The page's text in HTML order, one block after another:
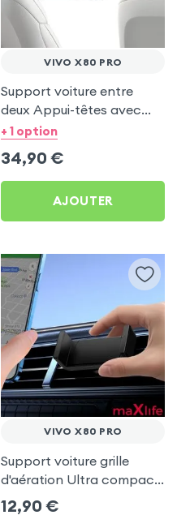
VIVO X80 PRO
Support voiture entre
deux Appui-têtes avec
Tête rotative à 360° pour
+ 1 option
34,90 €
AJOUTER
VIVO X80 PRO
Support voiture grille
d'aération Ultra compact
pour Vivo X80 Pro
12,90 €